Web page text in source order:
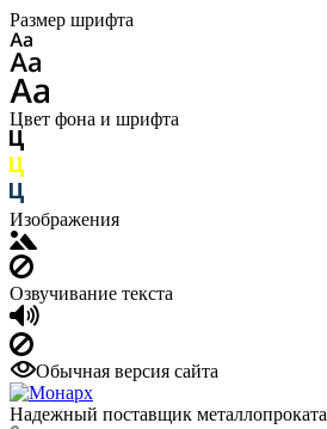
Размер шрифта
Цвет фона и шрифта
Изображения
Озвучивание текста
Обычная версия сайта
Надежный поставщик металлопроката